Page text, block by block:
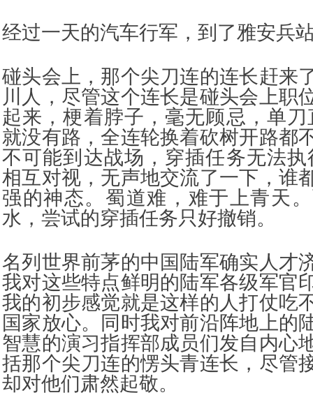
经过一天的汽车行军，到了雅安兵
碰头会上，那个尖刀连的连长赶来
川人，尽管这个连长是碰头会上职
起来，梗着脖子，毫无顾忌，单刀
就没有路，全连轮换着砍树开路都
不可能到达战场，穿插任务无法执
相互对视，无声地交流了一下，谁
强的神态。蜀道难，难于上青天
水，尝试的穿插任务只好撤销。
名列世界前茅的中国陆军确实人才
我对这些特点鲜明的陆军各级军官
我的初步感觉就是这样的人打仗吃
国家放心。同时我对前沿阵地上的
智慧的演习指挥部成员们发自内心
括那个尖刀连的愣头青连长，尽管
却对他们肃然起敬。